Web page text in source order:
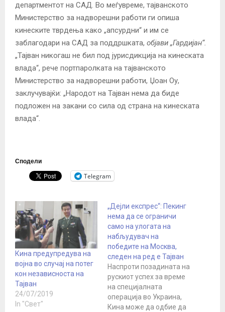
департментот на САД. Во меѓувреме, тајванското
Министерство за надворешни работи ги опиша
кинеските тврдења како „апсурдни“ и им се
заблагодари на САД за поддршката, објави „Гардијан“.
„Тајван никогаш не бил под јурисдикција на кинеската
влада“, рече портпаролката на тајванското
Министерство за надворешни работи, Џоан Оу,
заклучувајќи: „Народот на Тајван нема да биде
подложен на закани со сила од страна на кинеската
влада“.
Сподели
Telegram
Кина предупредува на
војна во случај на потег
кон независноста на
Тајван
24/07/2019
In "Свет"
„Дејли експрес“: Пекинг
нема да се ограничи
само на улогата на
набљудувач на
победите на Москва,
следен на ред е Тајван
Наспроти позадината на
рускиот успех за време
на специјалната
операција во Украина,
Кина може да одбие да